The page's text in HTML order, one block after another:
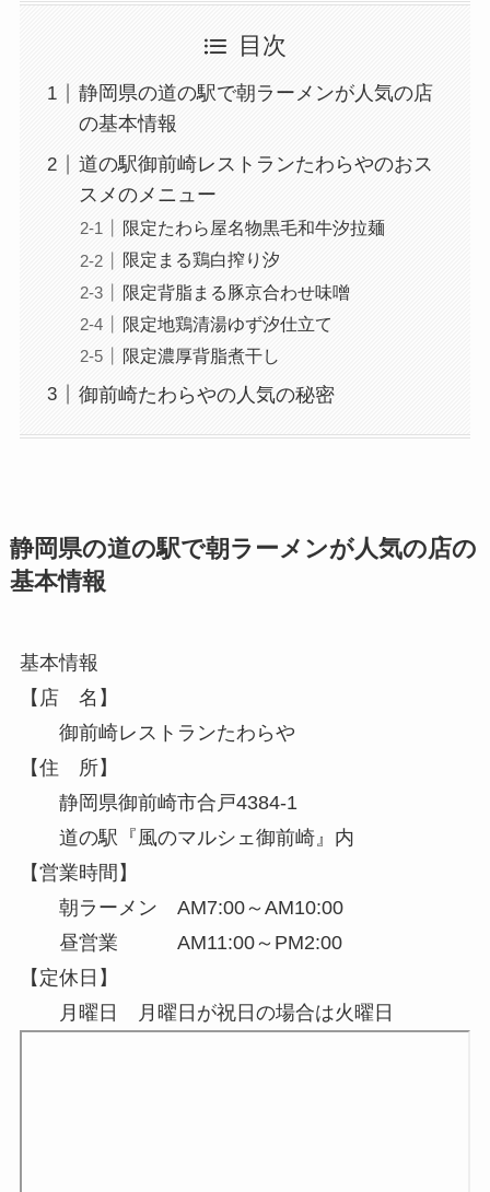
目次
静岡県の道の駅で朝ラーメンが人気の店
の基本情報
道の駅御前崎レストランたわらやのおス
スメのメニュー
限定たわら屋名物黒毛和牛汐拉麺
限定まる鶏白搾り汐
限定背脂まる豚京合わせ味噌
限定地鶏清湯ゆず汐仕立て
限定濃厚背脂煮干し
御前崎たわらやの人気の秘密
静岡県の道の駅で朝ラーメンが人気の店の
基本情報
基本情報
【店 名】
御前崎レストランたわらや
【住 所】
静岡県御前崎市合戸4384-1
道の駅『風のマルシェ御前崎』内
【営業時間】
朝ラーメン AM7:00～AM10:00
昼営業 AM11:00～PM2:00
【定休日】
月曜日 月曜日が祝日の場合は火曜日